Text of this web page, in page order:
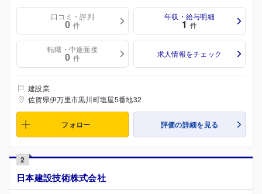
口コミ・評判
0 件
年収・給与明細
1 件
転職・中途面接
0 件 求人情報をチェック
建設業
佐賀県伊万里市黒川町塩屋5番地32
フォロー 評価の詳細を見る
2
日本建設技術株式会社